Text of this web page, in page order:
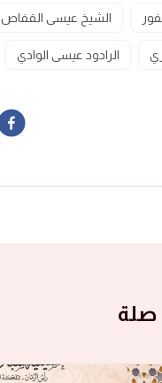
الشيخ عيسى القفاص
الرادود عيسى الوادي
صلة